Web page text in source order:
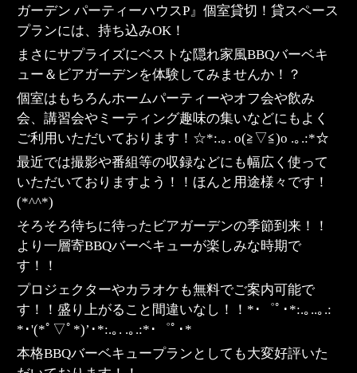
ガーデン パーティーハウスP』個室貸切！貸スペース
プランには、持ち込みOK！
まさにサプライズにベストな隠れ家風BBQバーベキ
ュー＆ビアガーデンを体験してみませんか！？
個室はもちろんホームパーティーやオフ会や飲み
会、講習会やミーティング趣味の集いなどにもよく
ご利用いただいております！☆*:.｡. o(≧▽≦)o .｡.:*☆
最近では撮影や番組等の収録などにも幅広く使って
いただいておりますよう！！ほんと用途様々です！
(*^^*)
そろそろ待ちに待ったビアガーデンの季節到来！！
より一層寄BBQバーベキューが楽しみな時期で
す！！
プロジェクターやカラオケも無料でご案内可能で
す！！盛り上がること間違いなし！！*･゜ﾟ･*:.｡..｡.:
*･'(*ﾟ▽ﾟ*)’･*:.｡. .｡.:*･゜ﾟ･*
本格BBQバーベキュープランとしても大変好評いた